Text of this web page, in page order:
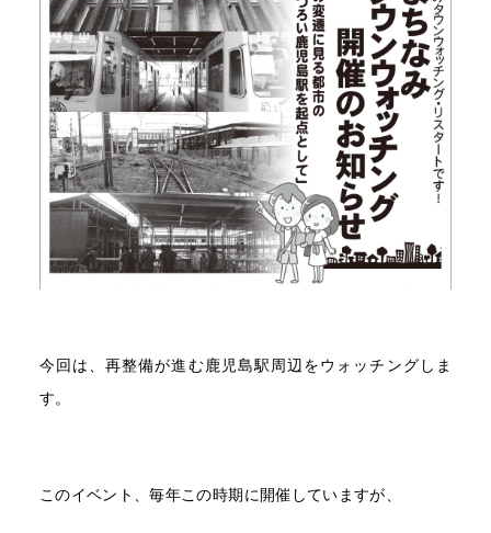
今回は、再整備が進む鹿児島駅周辺をウォッチングしま
す。
このイベント、毎年この時期に開催していますが、